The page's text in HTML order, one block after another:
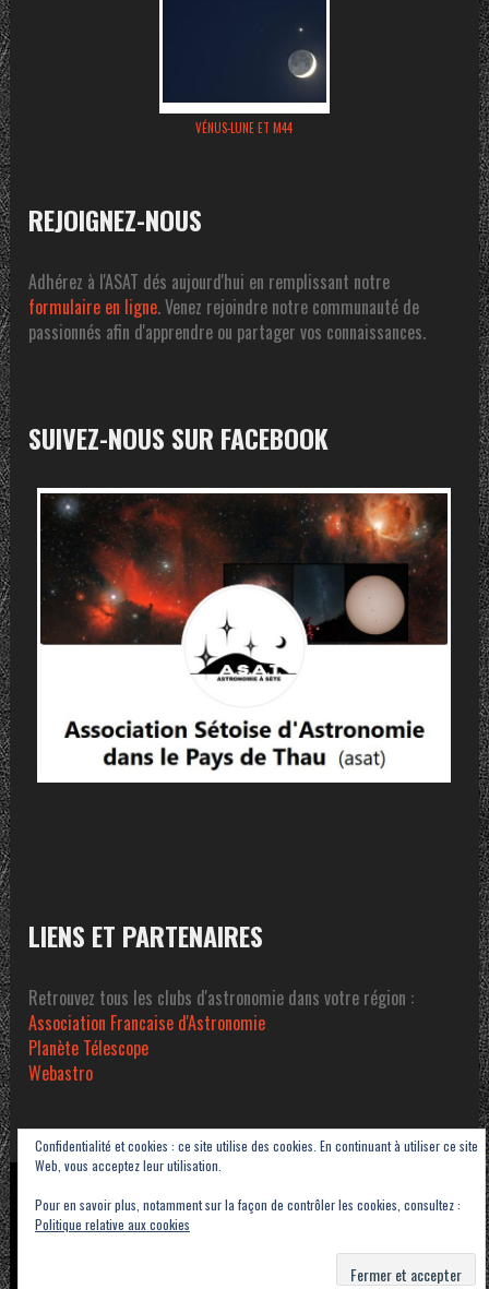
VÉNUS-LUNE ET M44
REJOIGNEZ-NOUS
Adhérez à l'ASAT dés aujourd'hui en remplissant notre
formulaire en ligne. Venez rejoindre notre communauté de
passionnés afin d'apprendre ou partager vos connaissances.
SUIVEZ-NOUS SUR FACEBOOK
LIENS ET PARTENAIRES
Retrouvez tous les clubs d'astronomie dans votre région :
Association Francaise d'Astronomie
Planète Télescope
Webastro
Copyright © 2023-2026 Association Sétoise d'Astronomie dans le Pays de Thau -
Politique de confidentialité
Confidentialité et cookies : ce site utilise des cookies. En continuant à utiliser ce site
Web, vous acceptez leur utilisation.
Pour en savoir plus, notamment sur la façon de contrôler les cookies, consultez :
Politique relative aux cookies